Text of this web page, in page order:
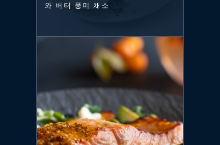
와 버터 풍미 채소